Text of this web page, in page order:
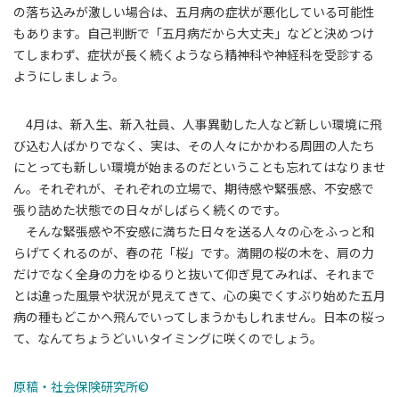
の落ち込みが激しい場合は、五月病の症状が悪化している可能性
もあります。自己判断で「五月病だから大丈夫」などと決めつけ
てしまわず、症状が長く続くようなら精神科や神経科を受診する
ようにしましょう。
4月は、新入生、新入社員、人事異動した人など新しい環境に飛
び込む人ばかりでなく、実は、その人々にかかわる周囲の人たち
にとっても新しい環境が始まるのだということも忘れてはなりませ
ん。それぞれが、それぞれの立場で、期待感や緊張感、不安感で
張り詰めた状態での日々がしばらく続くのです。
そんな緊張感や不安感に満ちた日々を送る人々の心をふっと和
らげてくれるのが、春の花「桜」です。満開の桜の木を、肩の力
だけでなく全身の力をゆるりと抜いて仰ぎ見てみれば、それまで
とは違った風景や状況が見えてきて、心の奥でくすぶり始めた五月
病の種もどこかへ飛んでいってしまうかもしれません。日本の桜っ
て、なんてちょうどいいタイミングに咲くのでしょう。
原稿・社会保険研究所©